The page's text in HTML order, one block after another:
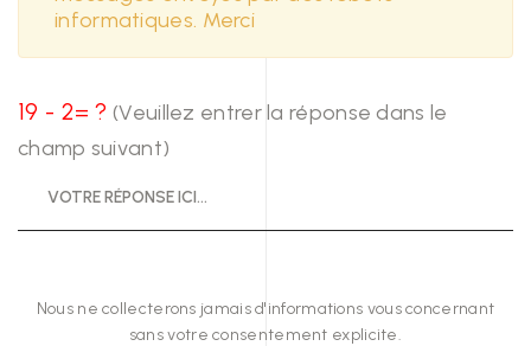
informatiques. Merci
19 - 2= ? (Veuillez entrer la réponse dans le
champ suivant)
Nous ne collecterons jamais d'informations vous concernant
sans votre consentement explicite.